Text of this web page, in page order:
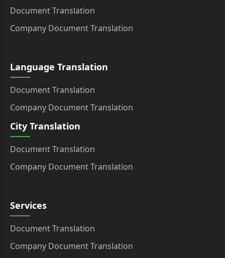
Document Translation
Company Document Translation
Language Translation
Document Translation
Company Document Translation
City Translation
Document Translation
Company Document Translation
Services
Document Translation
Company Document Translation